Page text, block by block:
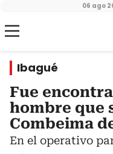
06 ago
Ibagué
Fue
hombre que
Combeima
En el operativo